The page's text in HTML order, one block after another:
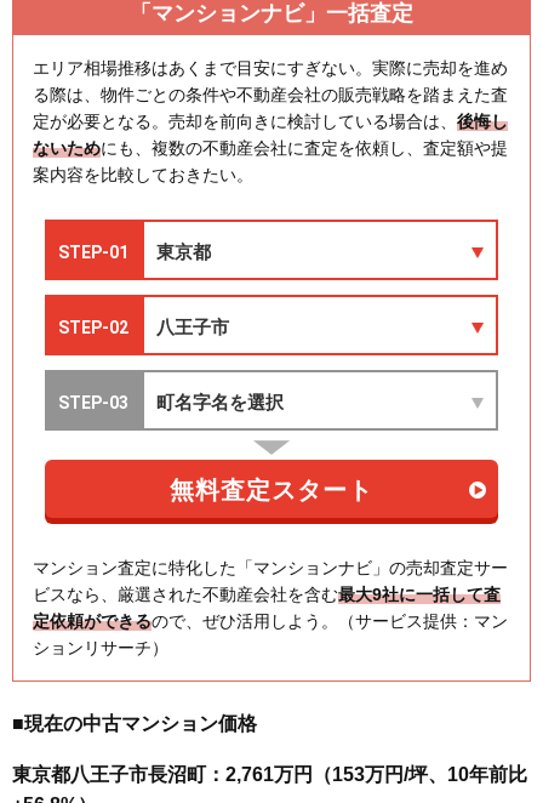
「マンションナビ」一括査定
エリア相場推移はあくまで目安にすぎない。実際に売却を進め
る際は、物件ごとの条件や不動産会社の販売戦略を踏まえた査
定が必要となる。売却を前向きに検討している場合は、 後悔し
ないためにも、複数の不動産会社に査定を依頼し、査定額や提
案内容を比較しておきたい。
マンション査定に特化した「マンションナビ」の売却査定サー
ビスなら、厳選された不動産会社を含む最大9社に一括して査
定依頼ができるので、ぜひ活用しよう。（サービス提供：マン
ションリサーチ）
■現在の中古マンション価格
東京都八王子市長沼町：2,761万円（153万円/坪、10年前比